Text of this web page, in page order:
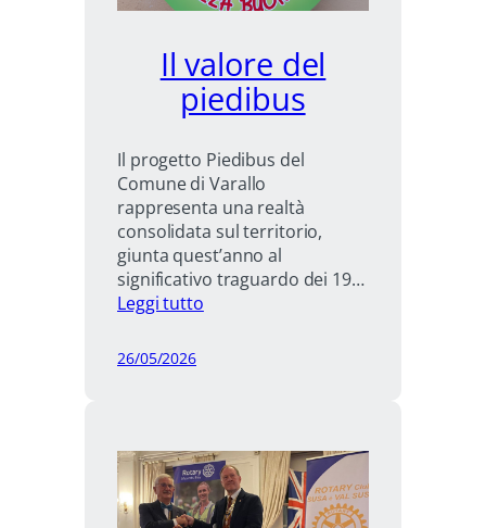
Il valore del
piedibus
Il progetto Piedibus del
Comune di Varallo
rappresenta una realtà
consolidata sul territorio,
giunta quest’anno al
significativo traguardo dei 19…
Leggi tutto:
26/05/2026